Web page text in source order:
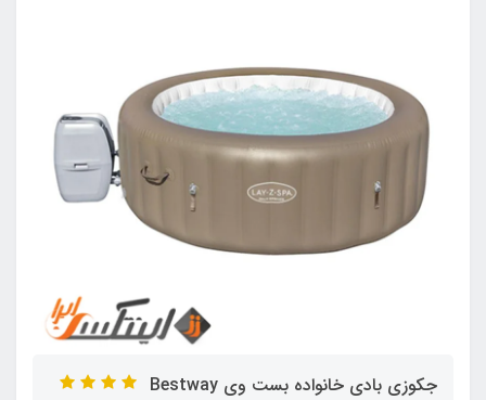
جکوزی بادی خانواده بست وی Bestway